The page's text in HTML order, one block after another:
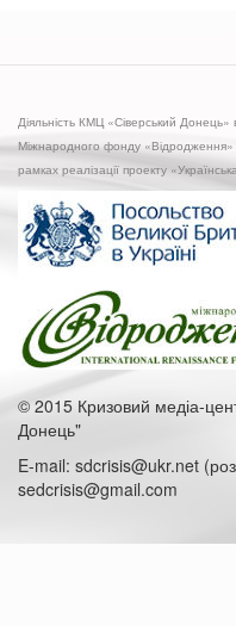
ключевых
вопросов
Діяльність КМЦ «Сіверський Донець»
Міжнародного фонду «Відродження»
рамках реалізації проекту
© 2015 Кризовий медіа-
Донець"
E-mail: sdcrisis@ukr.net
sedcrisis@gmail.com